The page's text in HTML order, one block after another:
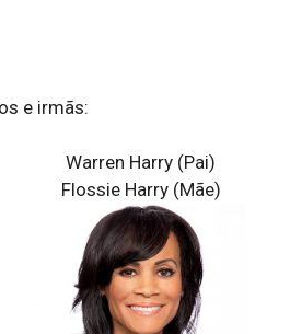
e irmãs:
Warren Harry (Pai)
Flossie Harry (Mãe)